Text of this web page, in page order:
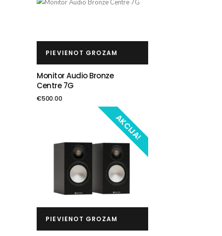
PIEVIENOT GROZAM
Monitor Audio Bronze
Centre 7G
€500.00
AKCIJA!
PIEVIENOT GROZAM